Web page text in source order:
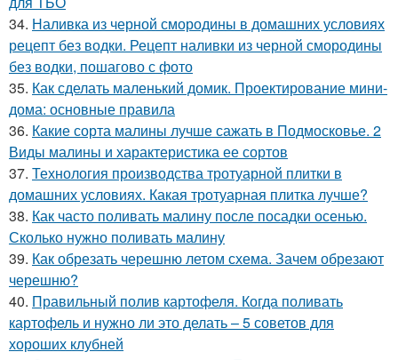
34. Наливка из черной смородины в домашних условиях
рецепт без водки. Рецепт наливки из черной смородины
без водки, пошагово с фото
35. Как сделать маленький домик. Проектирование мини-
дома: основные правила
36. Какие сорта малины лучше сажать в Подмосковье. 2
Виды малины и характеристика ее сортов
37. Технология производства тротуарной плитки в
домашних условиях. Какая тротуарная плитка лучше?
38. Как часто поливать малину после посадки осенью.
Сколько нужно поливать малину
39. Как обрезать черешню летом схема. Зачем обрезают
черешню?
40. Правильный полив картофеля. Когда поливать
картофель и нужно ли это делать – 5 советов для
хороших клубней